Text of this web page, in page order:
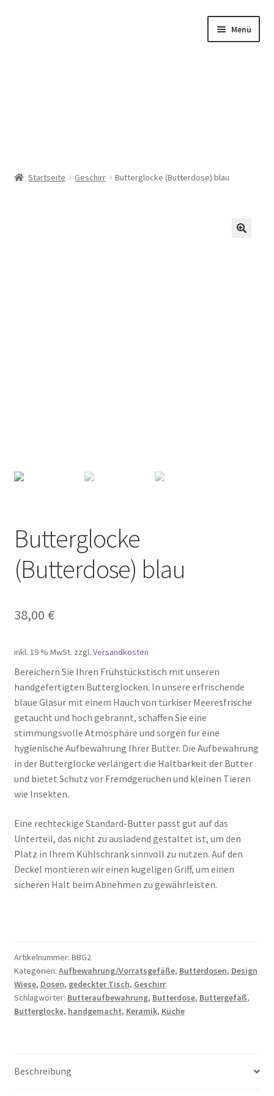
Menü
Startseite Geschirr Butterglocke (Butterdose) blau
Butterglocke
(Butterdose) blau
38,00 €
inkl. 19 % MwSt. zzgl. Versandkosten
Bereichern Sie Ihren Frühstückstisch mit unseren
handgefertigten Butterglocken. In unsere erfrischende
blaue Glasur mit einem Hauch von türkiser Meeresfrische
getaucht und hoch gebrannt, schaffen Sie eine
stimmungsvolle Atmosphäre und sorgen für eine
hygienische Aufbewahrung Ihrer Butter. Die Aufbewahrung
in der Butterglocke verlängert die Haltbarkeit der Butter
und bietet Schutz vor Fremdgerüchen und kleinen Tieren
wie Insekten.
Eine rechteckige Standard-Butter passt gut auf das
Unterteil, das nicht zu ausladend gestaltet ist, um den
Platz in Ihrem Kühlschrank sinnvoll zu nutzen. Auf den
Deckel montieren wir einen kugeligen Griff, um einen
sicheren Halt beim Abnehmen zu gewährleisten.
Artikelnummer: BBG2
Kategorien: Aufbewahrung/Vorratsgefäße, Butterdosen, Design
Wiese, Dosen, gedeckter Tisch, Geschirr
Schlagwörter: Butteraufbewahrung, Butterdose, Buttergefäß,
Butterglocke, handgemacht, Keramik, Küche
Beschreibung